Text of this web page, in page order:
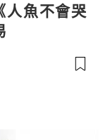
人魚不會哭